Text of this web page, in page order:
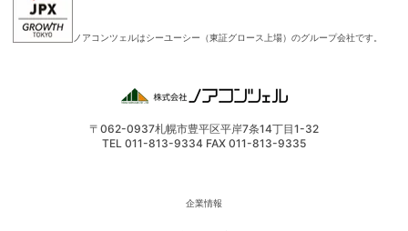
ノアコンツェルはシーユーシー（東証グロース上場）のグループ会社です。
〒062-0937札幌市豊平区平岸7条14丁目1-32
TEL 011-813-9334 FAX 011-813-9335
企業情報